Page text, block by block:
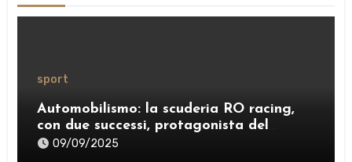
sport
Automobilismo: la scuderia RO racing,
con due successi, protagonista del
weekend
09/09/2025